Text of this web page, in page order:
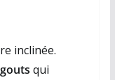
inclinée.
qui